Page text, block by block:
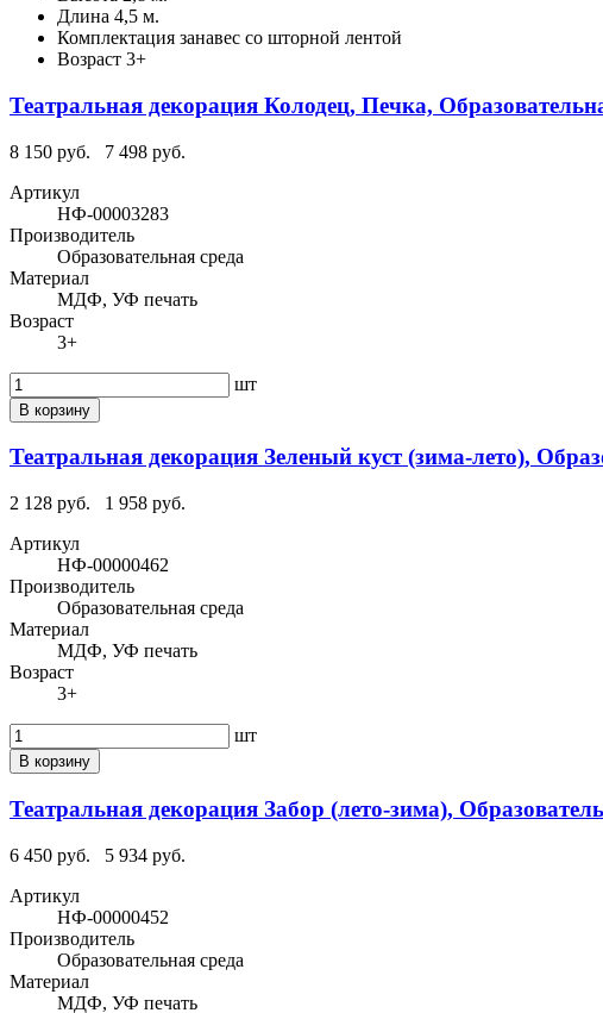
Длина 4,5 м.
Комплектация занавес со шторной лентой
Возраст 3+
Театральная декорация Колодец, Печка,
8 150 руб.
7 498 руб.
Артикул
НФ-00003283
Производитель
Образовательная среда
Материал
МДФ, УФ печать
Возраст
3+
шт
В корзину
Театральная декорация Зеленый куст (зима-лето),
2 128 руб.
1 958 руб.
Артикул
НФ-00000462
Производитель
Образовательная среда
Материал
МДФ, УФ печать
Возраст
3+
шт
В корзину
Театральная декорация Забор (лето-зима),
6 450 руб.
5 934 руб.
Артикул
НФ-00000452
Производитель
Образовательная среда
Материал
МДФ, УФ печать